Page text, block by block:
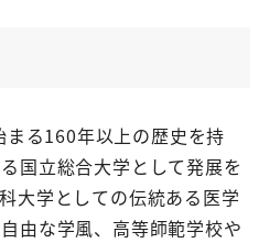
る160年以上の歴史を持
国立総合大学として発展を
大学としての伝統ある医学
由な学風、高等師範学校や